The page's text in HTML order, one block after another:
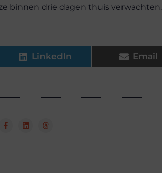
binnen drie dagen thuis verwachten.
LinkedIn Email